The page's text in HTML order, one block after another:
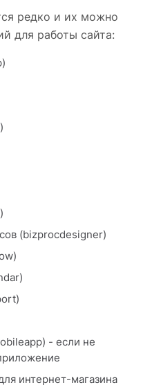
редко и их можно
для работы сайта:
(bizprocdesigner)
- если не
интернет-магазина